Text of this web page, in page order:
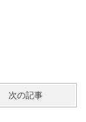
次の記事